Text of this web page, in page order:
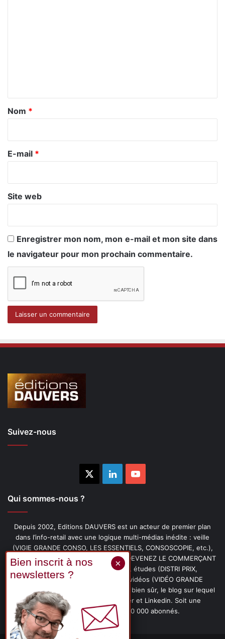
a
r
e
Nom *
E-mail *
Site web
Enregistrer mon nom, mon e-mail et mon site dans
le navigateur pour mon prochain commentaire.
Suivez-nous
LinkedinYouTube
Qui sommes-nous ?
Depuis 2002, Editions DAUVERS est un acteur de premier plan
dans l’info-retail avec une logique multi-médias inédite : veille
(VIGIE GRANDE CONSO, LES ESSENTIELS, CONSOSCOPIE, etc.),
livres (PENSER-CLIENT, IMAGE-PRIX, DEVENEZ LE COMMERÇANT
PRÉFÉRÉ DE VOS CLIENTS, etc.), études (DISTRI PRIX,
PROMOFLASH, DRIVE INSIGHTS), vidéos (VIDÉO GRANDE
CONSO), podcasts (CAFÉ CONSO) et, bien sûr, le blog sur lequel
vous êtes, ainsi que les fils Twitter et Linkedin. Soit une
communauté de plus de 150 000 abonnés.